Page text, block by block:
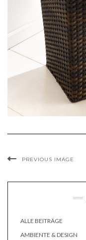
PREVIOUS IMAGE
ALLE BEITRÄGE
AMBIENTE & DESIGN